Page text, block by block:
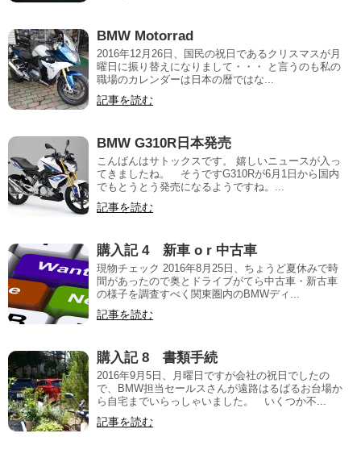
BMW Motorrad
2016年12月26日、国民の祝日であるクリスマスが月
曜日に振り替えになりまして・・・ と言うのも私の
職場のカレンダーは日本の暦ではな...
記事を読む
BMW G310R日本発売
こんばんはサトックスです。 嬉しいニュースが入っ
てきましたね。 そうですG310Rが6月1日から国内
でもとうとう発売になるようですね。...
記事を読む
購入記 4 新車 o r 中古車
現物チェック 2016年8月25日、ちょうど夏休みで時
間があったので奥とドライブがてら中古車・新古車
の様子を調査すべく関東圏内のBMWディ...
記事を読む
購入記 8 書類手続
2016年9月5日、月曜日ですが会社の祝日でしたの
で、BMW担当セールスさんが遠路はるばるお台場か
ら自宅までいらっしゃいました。 いくつか不...
記事を読む